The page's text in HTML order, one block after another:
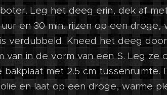
Leg het deeg erin, dek af
en 30 min. rijzen op een droge,
verdubbeld. Kneed het deeg
van in de vorm van een S. Leg ze
met 2.5 cm tussenruimte.
en laat op een droge, warme